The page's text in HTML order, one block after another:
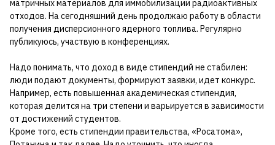
матричных материалов для иммобилизации радиоактивных
отходов. На сегодняшний день продолжаю работу в области
получения дисперсионного ядерного топлива. Регулярно
публикуюсь, участвую в конференциях.
Надо понимать, что доход в виде стипендий не стабилен:
люди подают документы, формируют заявки, идет конкурс.
Например, есть повышенная академическая стипендия,
которая делится на три степени и варьируется в зависимости
от достижений студентов.
Кроме того, есть стипендии правительства, «Росатома»,